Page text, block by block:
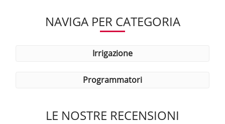
NAVIGA PER CATEGORIA
irrigazione
programmatori
LE NOSTRE RECENSIONI